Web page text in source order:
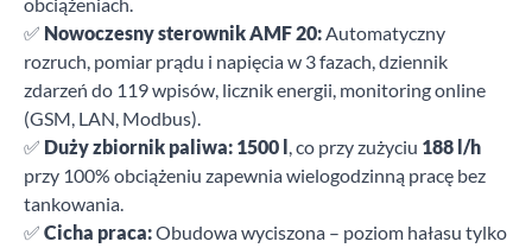
✅ Nowoczesny sterownik AMF 20:Automatyczny
rozruch, pomiar prądu i napięcia w 3 fazach, dziennik
zdarzeń do 119 wpisów, licznik energii, monitoring online
(GSM, LAN, Modbus).
✅ Duży zbiornik paliwa: 1500 l, co przy zużyciu 188 l/h
przy 100% obciążeniu zapewnia wielogodzinną pracę bez
tankowania.
✅ Cicha praca:Obudowa wyciszona – poziom hałasu tylko